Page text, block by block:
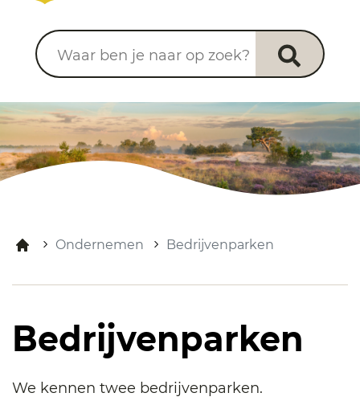
Waar ben je naar op zoek?
Ondernemen Bedrijvenparken
Bedrijvenparken
We kennen twee bedrijvenparken.